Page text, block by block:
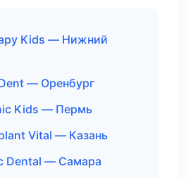
Kids — Нижний
— Оренбург
Kids — Пермь
Vital — Казань
Dental — Самара